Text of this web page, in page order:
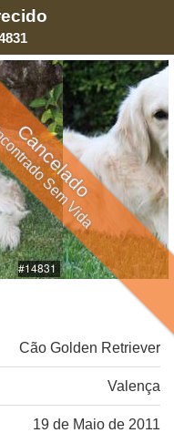
Cancelado
Sem Vida
Cão Golden Retriever
Valença
19 de Maio de 2011
Termos de Serviço
os Direitos Reservados